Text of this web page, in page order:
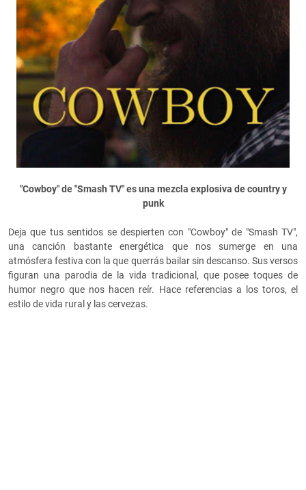
"Cowboy" de "Smash TV" es una mezcla explosiva de country y
punk
Deja que tus sentidos se despierten con "Cowboy" de "Smash TV",
una canción bastante energética que nos sumerge en una
atmósfera festiva con la que querrás bailar sin descanso. Sus versos
figuran una parodia de la vida tradicional, que posee toques de
humor negro que nos hacen reír. Hace referencias a los toros, el
estilo de vida rural y las cervezas.